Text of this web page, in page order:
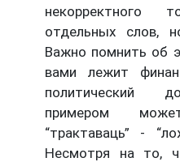
некорректного
отдельных слов,
Важно помнить об
вами лежит
политический
примером
“трактаваць” -
Несмотря на то,